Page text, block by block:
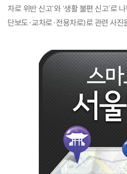
차로 위반 신고’와 ‘생활 불편 신고’로
단보도·교차로·전용차로)로 관련 사진